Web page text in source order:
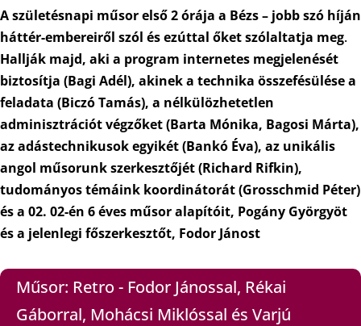
A születésnapi műsor első 2 órája a Bézs – jobb szó híján
háttér-embereiről szól és ezúttal őket szólaltatja meg.
Hallják majd, aki a program internetes megjelenését
biztosítja (Bagi Adél), akinek a technika összefésülése a
feladata (Biczó Tamás), a nélkülözhetetlen
adminisztrációt végzőket (Barta Mónika, Bagosi Márta),
az adástechnikusok egyikét (Bankó Éva), az unikális
angol műsorunk szerkesztőjét (Richard Rifkin),
tudományos témáink koordinátorát (Grosschmid Péter)
és a 02. 02-én 6 éves műsor alapítóit, Pogány Györgyöt
és a jelenlegi főszerkesztőt, Fodor Jánost
Műsor: Retro - Fodor Jánossal, Rékai
Gáborral, Mohácsi Miklóssal és Varjú